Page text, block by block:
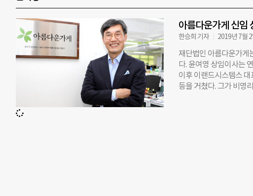
아름다운가게 신임
한승희 기자 2019년 7월
재단법인 아름다운가게
다. 윤여영 상임이사는
이후 이랜드시스템스
등을 거쳤다. 그가 비영